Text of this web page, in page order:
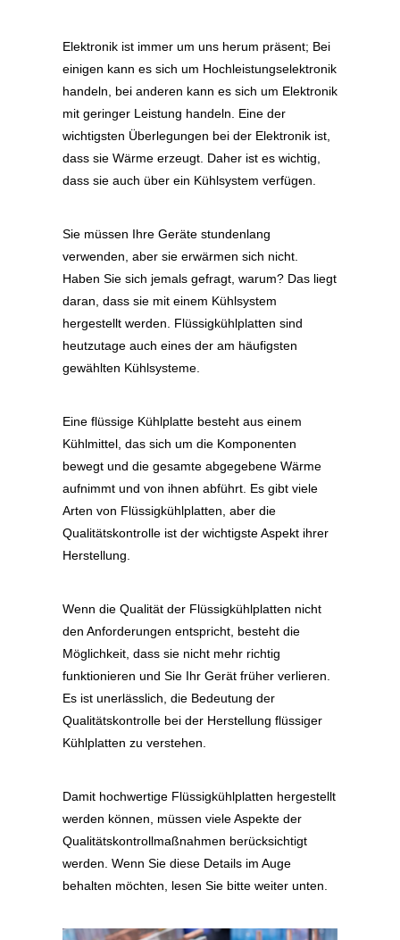
Elektronik ist immer um uns herum präsent; Bei
einigen kann es sich um Hochleistungselektronik
handeln, bei anderen kann es sich um Elektronik
mit geringer Leistung handeln. Eine der
wichtigsten Überlegungen bei der Elektronik ist,
dass sie Wärme erzeugt. Daher ist es wichtig,
dass sie auch über ein Kühlsystem verfügen.
Sie müssen Ihre Geräte stundenlang
verwenden, aber sie erwärmen sich nicht.
Haben Sie sich jemals gefragt, warum? Das liegt
daran, dass sie mit einem Kühlsystem
hergestellt werden. Flüssigkühlplatten sind
heutzutage auch eines der am häufigsten
gewählten Kühlsysteme.
Eine flüssige Kühlplatte besteht aus einem
Kühlmittel, das sich um die Komponenten
bewegt und die gesamte abgegebene Wärme
aufnimmt und von ihnen abführt. Es gibt viele
Arten von Flüssigkühlplatten, aber die
Qualitätskontrolle ist der wichtigste Aspekt ihrer
Herstellung.
Wenn die Qualität der Flüssigkühlplatten nicht
den Anforderungen entspricht, besteht die
Möglichkeit, dass sie nicht mehr richtig
funktionieren und Sie Ihr Gerät früher verlieren.
Es ist unerlässlich, die Bedeutung der
Qualitätskontrolle bei der Herstellung flüssiger
Kühlplatten zu verstehen.
Damit hochwertige Flüssigkühlplatten hergestellt
werden können, müssen viele Aspekte der
Qualitätskontrollmaßnahmen berücksichtigt
werden. Wenn Sie diese Details im Auge
behalten möchten, lesen Sie bitte weiter unten.